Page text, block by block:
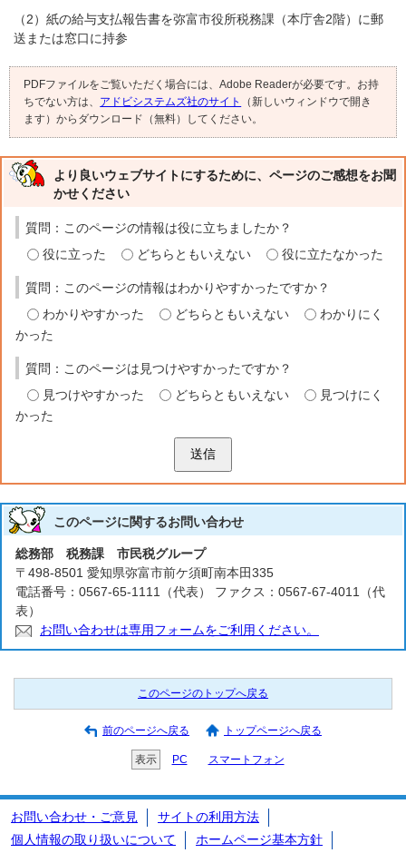
（2）紙の給与支払報告書を弥富市役所税務課（本庁舎2階）に郵
送または窓口に持参
PDFファイルをご覧いただく場合には、Adobe Readerが必要です。お持
ちでない方は、 アドビシステムズ社のサイト
（新しいウィンドウで開き
ます）からダウンロード（無料）してください。
より良いウェブサイトにするために、ページのご感想をお聞
かせください
質問：このページの情報は役に立ちましたか？
役に立った
どちらともいえない 役に立たなかった
質問：このページの情報はわかりやすかったですか？
わかりやすかった
どちらともいえない
わかりにく
かった
質問：このページは見つけやすかったですか？
見つけやすかった
どちらともいえない
見つけにく
かった
送信
このページに関するお問い合わせ
総務部 税務課 市民税グループ
〒498-8501 愛知県弥富市前ケ須町南本田335
電話番号：0567-65-1111（代表） ファクス：0567-67-4011（代
表）
お問い合わせは専用フォームをご利用ください。
このページのトップへ戻る
前のページへ戻る トップページへ戻る
表示 PC スマートフォン
お問い合わせ・ご意見
サイトの利用方法
個人情報の取り扱いについて
ホームページ基本方針